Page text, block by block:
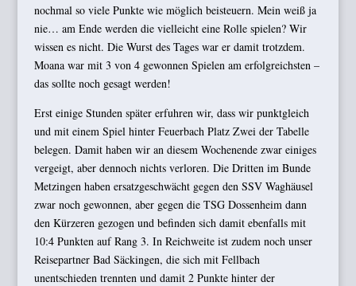
nochmal so viele Punkte wie möglich beisteuern. Mein weiß ja
nie… am Ende werden die vielleicht eine Rolle spielen? Wir
wissen es nicht. Die Wurst des Tages war er damit trotzdem.
Moana war mit 3 von 4 gewonnen Spielen am erfolgreichsten –
das sollte noch gesagt werden!
Erst einige Stunden später erfuhren wir, dass wir punktgleich
und mit einem Spiel hinter Feuerbach Platz Zwei der Tabelle
belegen. Damit haben wir an diesem Wochenende zwar einiges
vergeigt, aber dennoch nichts verloren. Die Dritten im Bunde
Metzingen haben ersatzgeschwächt gegen den SSV Waghäusel
zwar noch gewonnen, aber gegen die TSG Dossenheim dann
den Kürzeren gezogen und befinden sich damit ebenfalls mit
10:4 Punkten auf Rang 3. In Reichweite ist zudem noch unser
Reisepartner Bad Säckingen, die sich mit Fellbach
unentschieden trennten und damit 2 Punkte hinter der